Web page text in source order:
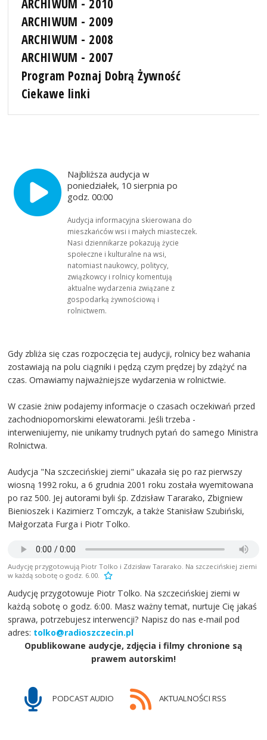
ARCHIWUM - 2010
ARCHIWUM - 2009
ARCHIWUM - 2008
ARCHIWUM - 2007
Program Poznaj Dobrą Żywność
Ciekawe linki
Najbliższa audycja w
poniedziałek, 10 sierpnia po
godz. 00:00
Audycja informacyjna skierowana do
mieszkańców wsi i małych miasteczek.
Nasi dziennikarze pokazują życie
społeczne i kulturalne na wsi,
natomiast naukowcy, politycy,
związkowcy i rolnicy komentują
aktualne wydarzenia związane z
gospodarką żywnościową i
rolnictwem.
Gdy zbliża się czas rozpoczęcia tej audycji, rolnicy bez wahania
zostawiają na polu ciągniki i pędzą czym prędzej by zdążyć na
czas. Omawiamy najważniejsze wydarzenia w rolnictwie.
W czasie żniw podajemy informacje o czasach oczekiwań przed
zachodniopomorskimi elewatorami. Jeśli trzeba -
interweniujemy, nie unikamy trudnych pytań do samego Ministra
Rolnictwa.
Audycja "Na szczecińskiej ziemi" ukazała się po raz pierwszy
wiosną 1992 roku, a 6 grudnia 2001 roku została wyemitowana
po raz 500. Jej autorami byli śp. Zdzisław Tararako, Zbigniew
Bienioszek i Kazimierz Tomczyk, a także Stanisław Szubiński,
Małgorzata Furga i Piotr Tolko.
Audycję przygotowują Piotr Tolko i Zdzisław Tararako. Na szczecińskiej ziemi
w każdą sobotę o godz. 6.00.
Audycję przygotowuje Piotr Tolko. Na szczecińskiej ziemi w
każdą sobotę o godz. 6:00. Masz ważny temat, nurtuje Cię jakaś
sprawa, potrzebujesz interwencji? Napisz do nas e-mail pod
adres: tolko@radioszczecin.pl
Opublikowane audycje, zdjęcia i filmy chronione są
prawem autorskim!
PODCAST AUDIO AKTUALNOŚCI RSS